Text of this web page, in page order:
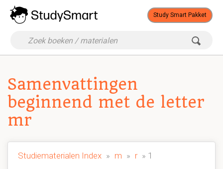
Study Smart Pakket
Samenvattingen
beginnend met de letter
mr
Studiematerialen Index » m » r » 1